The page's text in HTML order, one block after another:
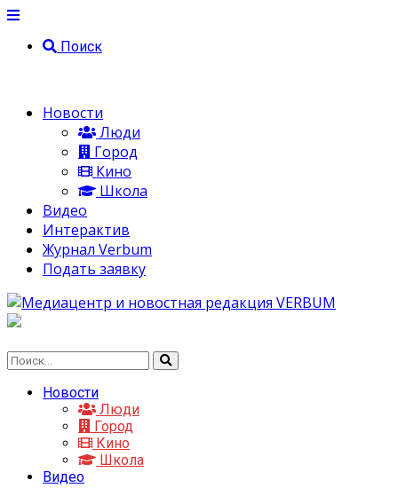
Поиск
Новости
Люди
Город
Кино
Школа
Видео
Интерактив
Журнал Verbum
Подать заявку
Новости
Люди
Город
Кино
Школа
Видео